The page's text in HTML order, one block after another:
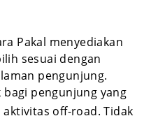
Pakal menyediakan
sesuai dengan
pengunjung.
bagi pengunjung yang
off-road. Tidak